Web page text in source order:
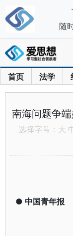
首页 法学
南海问题争
选择字号： 大
● 中国青年报
随